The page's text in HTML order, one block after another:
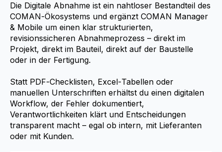
Die Digitale Abnahme ist ein nahtloser Bestandteil des
COMAN‑Ökosystems und ergänzt COMAN Manager
& Mobile um einen klar strukturierten,
revisionssicheren Abnahmeprozess – direkt im
Projekt, direkt im Bauteil, direkt auf der Baustelle
oder in der Fertigung.
Statt PDF‑Checklisten, Excel‑Tabellen oder
manuellen Unterschriften erhältst du einen digitalen
Workflow, der Fehler dokumentiert,
Verantwortlichkeiten klärt und Entscheidungen
transparent macht – egal ob intern, mit Lieferanten
oder mit Kunden.